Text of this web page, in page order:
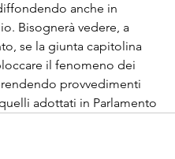
anche in
Bisognerà vedere, a
se la giunta capitolina
il fenomeno dei
provvedimenti
adottati in Parlamento